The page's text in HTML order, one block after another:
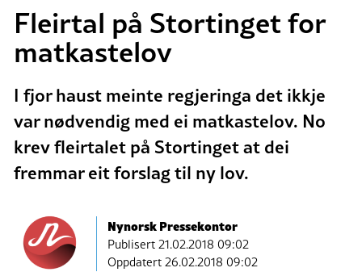
Fleirtal på Stortinget for
matkastelov
I fjor haust meinte regjeringa det ikkje
var nødvendig med ei matkastelov. No
krev fleirtalet på Stortinget at dei
fremmar eit forslag til ny lov.
Nynorsk Pressekontor
Publisert21.02.2018 09:02
Oppdatert 26.02.2018 09:02